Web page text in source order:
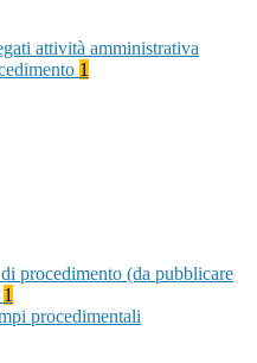
attività amministrativa
1
procedimento (da pubblicare
1
procedimentali